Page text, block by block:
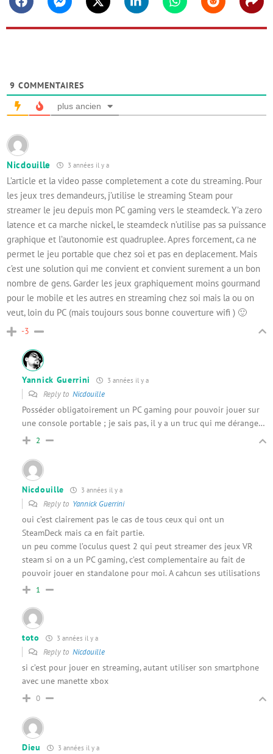
FacebookMessengerTwitter Linkedin WhatsappReddit
9 COMMENTAIRES
plus ancien
Nicdouille 3 années il y a
L’article et la video passe completement a cote du streaming. Pour
les jeux tres demandeurs, j’utilise le streaming Steam pour
streamer le jeu depuis mon PC gaming vers le steamdeck. Y’a zero
latence et ca marche nickel, le steamdeck n’utilise pas sa puissance
graphique et l’autonomie est quadruplee. Apres forcement, ca ne
permet le jeu portable que chez soi et pas en deplacement. Mais
c’est une solution qui me convient et convient surement a un bon
nombre de gens. Garder les jeux graphiquement moins gourmand
pour le mobile et les autres en streaming chez soi mais la ou on
veut, loin du PC (mais toujours sous bonne couverture wifi ) 🙂
-3
Yannick Guerrini 3 années il y a
Reply to Nicdouille
Posséder obligatoirement un PC gaming pour pouvoir jouer sur
une console portable ; je sais pas, il y a un truc qui me dérange…
2
Nicdouille 3 années il y a
Reply to Yannick Guerrini
oui c’est clairement pas le cas de tous ceux qui ont un
SteamDeck mais ca en fait partie.
un peu comme l’oculus quest 2 qui peut streamer des jeux VR
steam si on a un PC gaming, c’est complementaire au fait de
pouvoir jouer en standalone pour moi. A cahcun ses utilisations
1
toto 3 années il y a
Reply to Nicdouille
si c’est pour jouer en streaming, autant utiliser son smartphone
avec une manette xbox
0
Dieu 3 années il y a